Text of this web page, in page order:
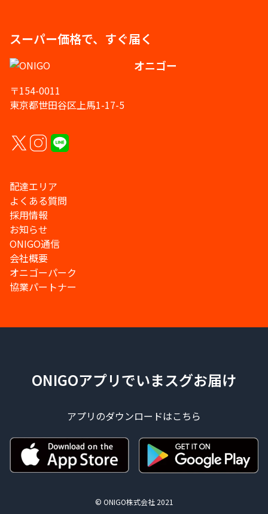
スーパー価格で、すぐ届く
オニゴー
〒154-0011
東京都世田谷区上馬1-17-5
配達エリア
よくある質問
採用情報
お知らせ
ONIGO通信
会社概要
オニゴーパーク
協業パートナー
ONIGOアプリでいまスグお届け
アプリのダウンロードはこちら
© ONIGO株式会社 2021